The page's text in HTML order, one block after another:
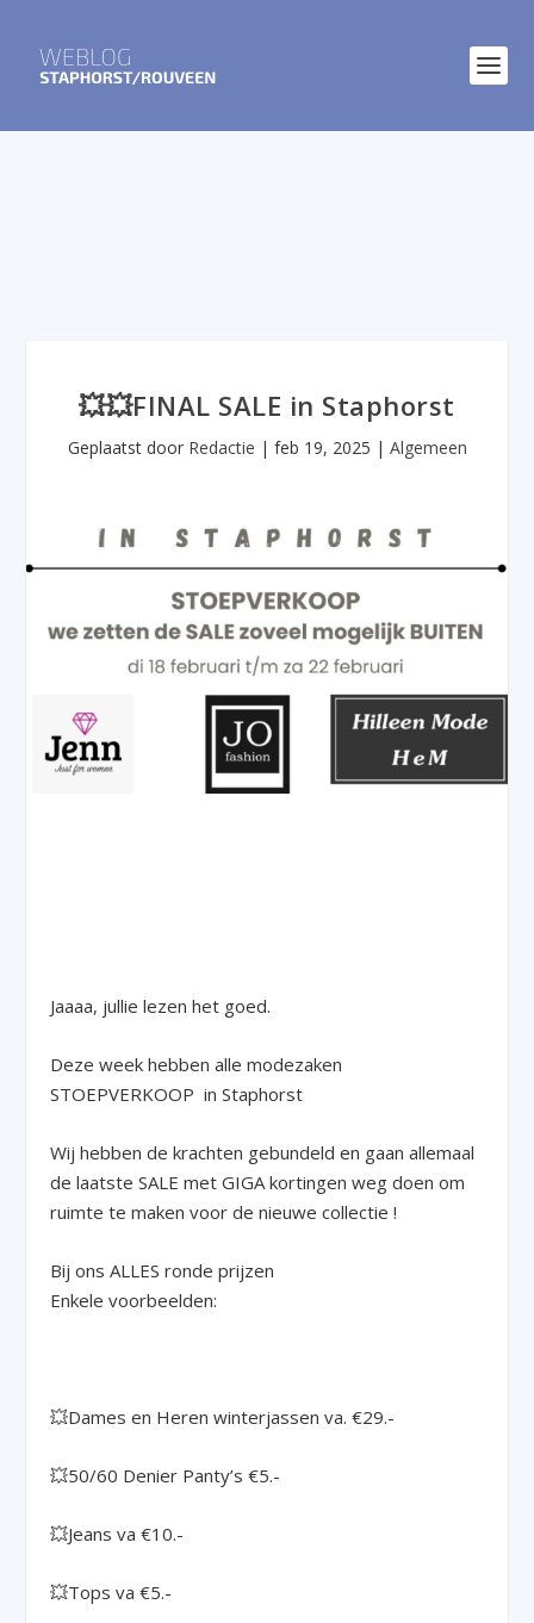
💥💥FINAL SALE in Staphorst
Geplaatst door Redactie | feb 19, 2025 | Algemeen
Jaaaa, jullie lezen het goed.
Deze week hebben alle modezaken
STOEPVERKOOP in Staphorst
Wij hebben de krachten gebundeld en gaan allemaal
de laatste SALE met GIGA kortingen weg doen om
ruimte te maken voor de nieuwe collectie !
Bij ons ALLES ronde prijzen
Enkele voorbeelden:
💥Dames en Heren winterjassen va. €29.-
💥50/60 Denier Panty’s €5.-
💥Jeans va €10.-
💥Tops va €5.-